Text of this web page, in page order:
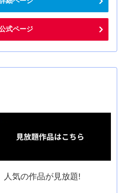
式ページ
人気の作品が見放題!